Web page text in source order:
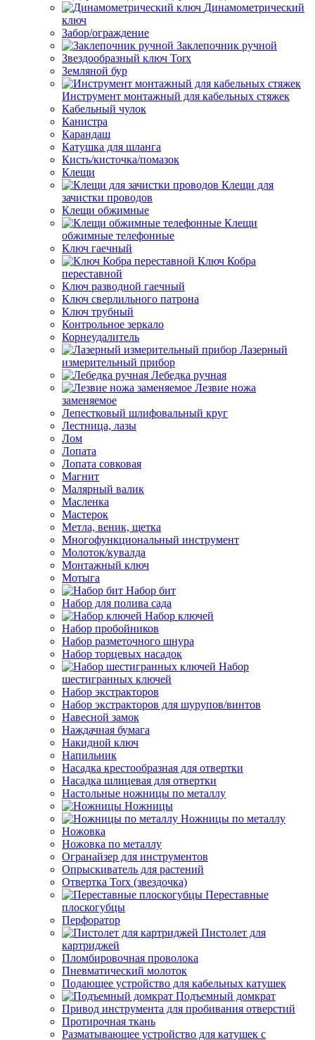
Динамометрический
ключ
Забор/ограждение
Заклепочник ручной
Звездообразный ключ Torx
Земляной бур
Инструмент монтажный для кабельных стяжек
Кабельный чулок
Канистра
Карандаш
Катушка для шланга
Кисть/кисточка/помазок
Клещи
Клещи для
зачистки проводов
Клещи обжимные
Клещи
обжимные телефонные
Ключ гаечный
Ключ Кобра
переставной
Ключ разводной гаечный
Ключ сверлильного патрона
Ключ трубный
Контрольное зеркало
Корнеудалитель
Лазерный
измерительный прибор
Лебедка ручная
Лезвие ножа
заменяемое
Лепестковый шлифовальный круг
Лестница, лазы
Лом
Лопата
Лопата совковая
Магнит
Малярный валик
Масленка
Мастерок
Метла, веник, щетка
Многофункциональный инструмент
Молоток/кувалда
Монтажный ключ
Мотыга
Набор бит
Набор для полива сада
Набор ключей
Набор пробойников
Набор разметочного шнура
Набор торцевых насадок
Набор
шестигранных ключей
Набор экстракторов
Набор экстракторов для шурупов/винтов
Навесной замок
Наждачная бумага
Накидной ключ
Напильник
Насадка крестообразная для отвертки
Насадка шлицевая для отвертки
Настольные ножницы по металлу
Ножницы
Ножницы по металлу
Ножовка
Ножовка по металлу
Огранайзер для инструментов
Опрыскиватель для растений
Отвертка Torx (звездочка)
Переставные
плоскогубцы
Перфоратор
Пистолет для
картриджей
Пломбировочная проволока
Пневматический молоток
Подающее устройство для кабельных катушек
Подъемный домкрат
Привод инструмента для пробивания отверстий
Протирочная ткань
Разматывающее устройство для катушек с